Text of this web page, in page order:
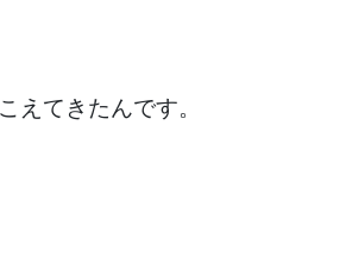
えてきたんです。